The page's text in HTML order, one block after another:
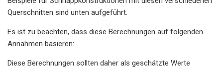
Querschnitten sind unten aufgeführt.
Es ist zu beachten, dass diese Berechnungen auf folgenden
Annahmen basieren:
Diese Berechnungen sollten daher als geschätzte Werte